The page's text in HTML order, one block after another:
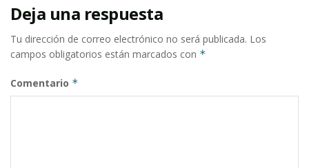
Deja una respuesta
Tu dirección de correo electrónico no será publicada. Los
campos obligatorios están marcados con *
Comentario *